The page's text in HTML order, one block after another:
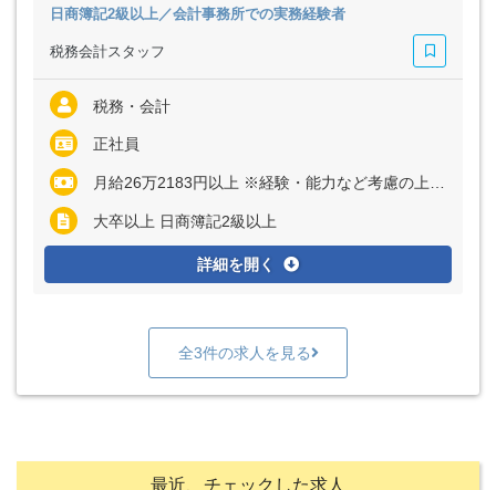
日商簿記2級以上／会計事務所での実務経験者
税務会計スタッフ
税務・会計
正社員
月給26万2183円以上 ※経験・能力など考慮の上、決定いたします ※上記に固定残業代（月60時間分＝8万2275円以上）を含む ※超過分は別途全額支給
大卒以上 日商簿記2級以上
詳細を開く
全3件の求人を見る
最近、チェックした求人